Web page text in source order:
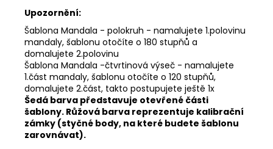
Upozornění:
Šablona Mandala - polokruh - namalujete 1.polovinu
mandaly, šablonu otočíte o 180 stupňů a
domalujete 2.polovinu
Šablona Mandala -čtvrtinová výseč - namalujete
1.část mandaly, šablonu otočíte o 120 stupňů,
domalujete 2.část, takto postupujete ještě 1x
Šedá barva představuje otevřené části
šablony. Růžová barva reprezentuje kalibrační
zámky (styčné body, na které budete šablonu
zarovnávat).